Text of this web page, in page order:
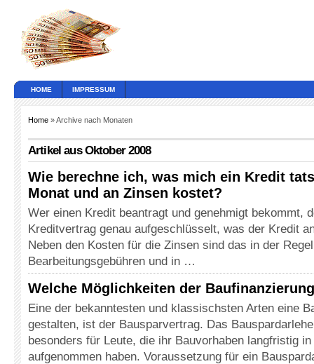
HOME IMPRESSUM
Home » Archive nach Monaten
Artikel aus Oktober 2008
Wie berechne ich, was mich ein Kredit
Monat und an Zinsen kostet?
Wer einen Kredit beantragt und genehmigt bekommt,
Kreditvertrag genau aufgeschlüsselt, was der Kredit
Neben den Kosten für die Zinsen sind das in der
Bearbeitungsgebühren und in …
Welche Möglichkeiten der
Eine der bekanntesten und klassischsten Arten eine
gestalten, ist der Bausparvertrag. Das
besonders für Leute, die ihr Bauvorhaben langfristig
aufgenommen haben. Voraussetzung für ein